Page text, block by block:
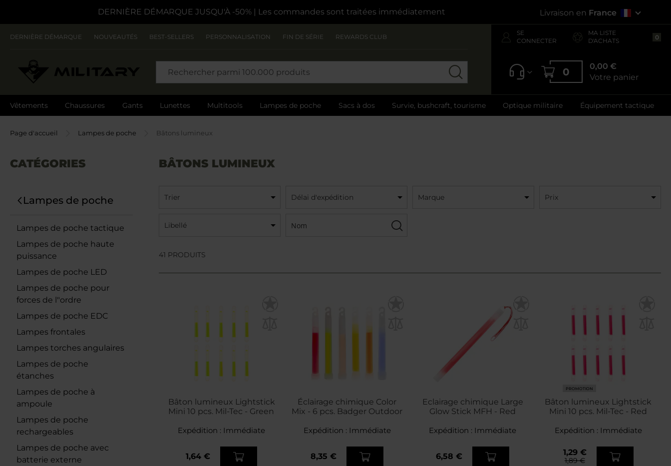
DERNIÈRE DÉMARQUE JUSQU'À -50% | Les commandes sont traitées immédiatement Livraison en France
DERNIÈRE DÉMARQUE NOUVEAUTÉS BEST-SELLERS PERSONNALISATION FIN DE SÉRIE REWARDS CLUB
SE
CONNECTER
MA LISTE
D'ACHATS
0
0
0,00 €
Votre panier
Vêtements Chaussures Gants Lunettes Multitools Lampes de poche Sacs à dos Survie, bushcraft, tourisme Optique militaire Équipement tactique
Page d'accueil Lampes de poche Bâtons lumineux
BÂTONS LUMINEUX
CATÉGORIES
Lampes de poche
Lampes de poche tactique
Lampes de poche haute
puissance
Lampes de poche LED
Lampes de poche pour
forces de l"ordre
Lampes de poche EDC
Lampes frontales
Lampes torches angulaires
Lampes de poche
étanches
Lampes de poche à
ampoule
Lampes de poche
rechargeables
Lampes de poche avec
batterie externe
Trier Délai d'expédition Marque Prix
Libellé Filtre
41 PRODUITS
Bâton lumineux Lightstick
Mini 10 pcs. Mil-Tec - Green
Expédition : Immédiate
1,64 €
Éclairage chimique Color
Mix - 6 pcs. Badger Outdoor
Expédition : Immédiate
8,35 €
Eclairage chimique Large
Glow Stick MFH - Red
Expédition : Immédiate
6,58 €
PROMOTION
Bâton lumineux Lightstick
Mini 10 pcs. Mil-Tec - Red
Expédition : Immédiate
1,29 €
1,89 €